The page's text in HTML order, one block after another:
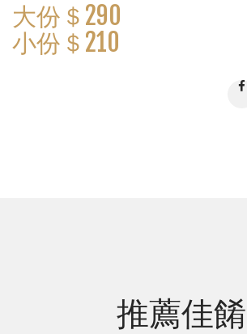
大份＄290
小份＄210
推薦佳餚